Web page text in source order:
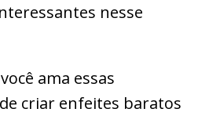
nesse
ama essas
criar enfeites baratos